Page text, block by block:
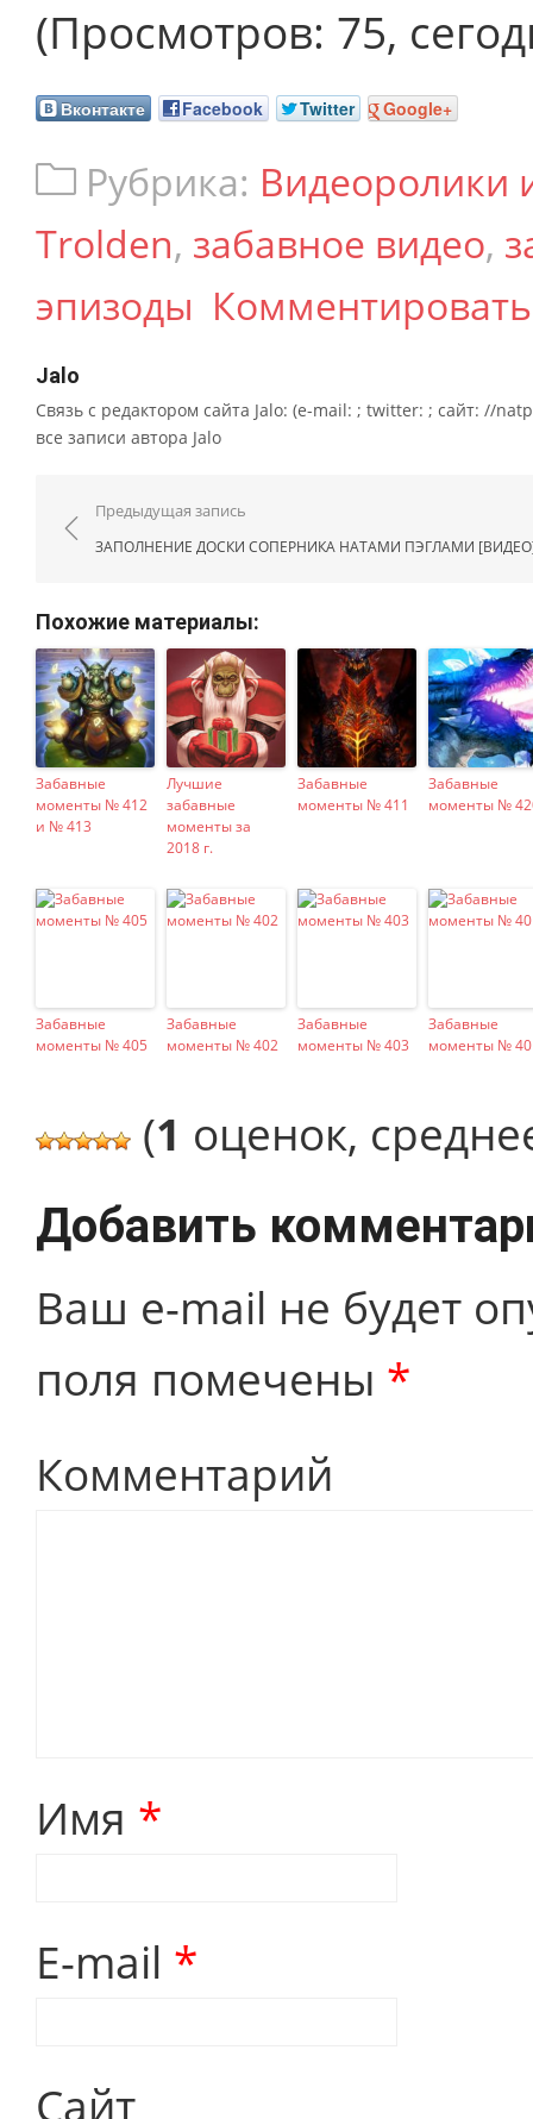
(Просмотров: 75,
Вконтакте Facebook Twitter Google+
Рубрика: Видеоролики
Trolden, забавное видео,
эпизоды Комментировать
Jalo
Связь с редактором сайта Jalo: (e-mail: ; twitter: ; сайт: //
все записи автора Jalo
Навигация по записям
Предыдущая запись
ЗАПОЛНЕНИЕ ДОСКИ СОПЕРНИКА НАТАМИ ПЭГЛАМИ
Похожие материалы:
Забавные
моменты № 412
и № 413
Лучшие
забавные
моменты за
2018 г.
Забавные
моменты № 411
Забавные
моменты №
Забавные
моменты № 405
Забавные
моменты № 402
Забавные
моменты № 403
Забавные
моменты №
(1 оценок,
Добавить
Ваш e-mail не будет
поля помечены *
Комментарий
Имя *
E-mail *
Сайт